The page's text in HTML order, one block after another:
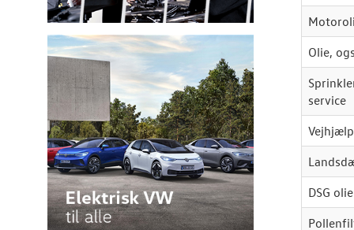
Olie,
service
DSG